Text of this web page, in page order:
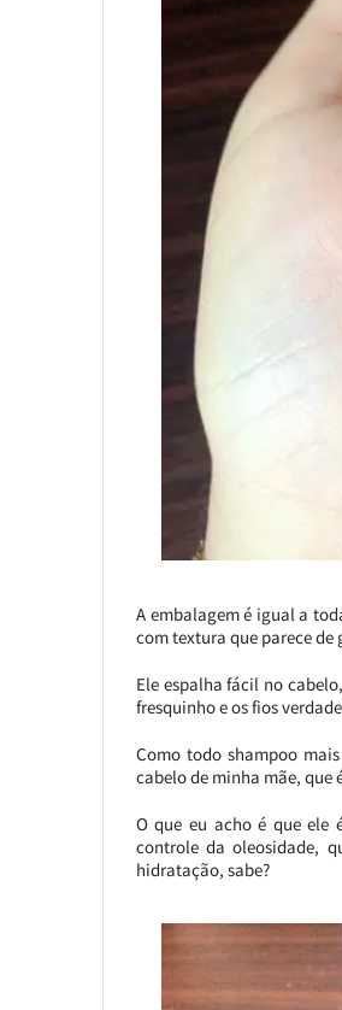
A embalagem é igual a
com textura que parece de
Ele espalha fácil no
fresquinho e os fios
Como todo shampoo
cabelo de minha mãe, que
O que eu acho é que ele
controle da oleosidade,
hidratação, sabe?